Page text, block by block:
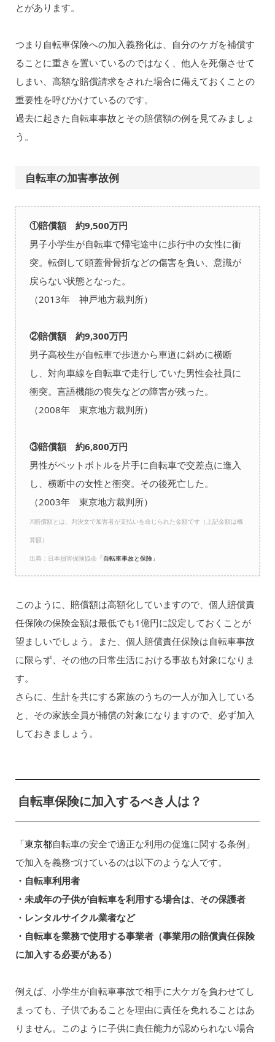
とがあります。
つまり自転車保険への加入義務化は、自分のケガを補償す
ることに重きを置いているのではなく、他人を死傷させて
しまい、高額な賠償請求をされた場合に備えておくことの
重要性を呼びかけているのです。
過去に起きた自転車事故とその賠償額の例を見てみましょ
う。
自転車の加害事故例
①賠償額 約9,500万円
男子小学生が自転車で帰宅途中に歩行中の女性に衝
突。転倒して頭蓋骨骨折などの傷害を負い、意識が
戻らない状態となった。
（2013年 神戸地方裁判所）
②賠償額 約9,300万円
男子高校生が自転車で歩道から車道に斜めに横断
し、対向車線を自転車で走行していた男性会社員に
衝突。言語機能の喪失などの障害が残った。
（2008年 東京地方裁判所）
③賠償額 約6,800万円
男性がペットボトルを片手に自転車で交差点に進入
し、横断中の女性と衝突。その後死亡した。
（2003年 東京地方裁判所）
※賠償額とは、判決文で加害者が支払いを命じられた金額です（上記金額は概
算額）
出典：日本損害保険協会 「自転車事故と保険」
このように、賠償額は高額化していますので、個人賠償責
任保険の保険金額は最低でも1億円に設定しておくことが
望ましいでしょう。また、個人賠償責任保険は自転車事故
に限らず、その他の日常生活における事故も対象になりま
す。
さらに、生計を共にする家族のうちの一人が加入している
と、その家族全員が補償の対象になりますので、必ず加入
しておきましょう。
自転車保険に加入するべき人は？
「東京都自転車の安全で適正な利用の促進に関する条例」
で加入を義務づけているのは以下のような人です。
・自転車利用者
・未成年の子供が自転車を利用する場合は、その保護者
・レンタルサイクル業者など
・自転車を業務で使用する事業者（事業用の賠償責任保険
に加入する必要がある）
例えば、小学生が自転車事故で相手に大ケガを負わせてし
まっても、子供であることを理由に責任を免れることはあ
りません。このように子供に責任能力が認められない場合